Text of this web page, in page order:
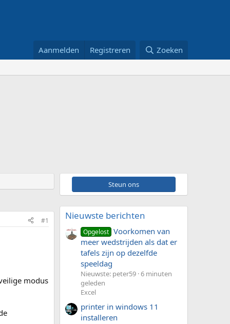
Aanmelden Registreren Zoeken
#1
modus
Steun ons
Nieuwste berichten
Opgelost Voorkomen van
meer wedstrijden als dat er
tafels zijn op dezelfde
speeldag
Nieuwste: peter59 6 minuten
geleden
Excel
printer in windows 11
installeren